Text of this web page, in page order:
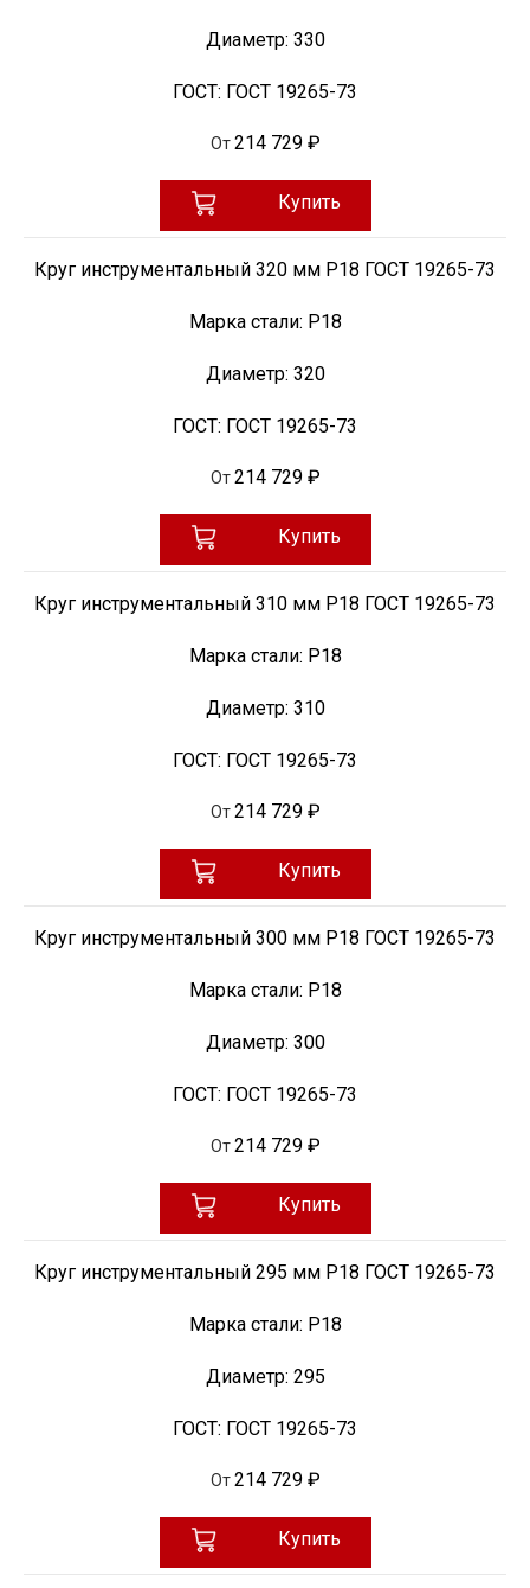
Диаметр: 330
ГОСТ: ГОСТ 19265-73
От 214 729 ₽
Купить
Круг инструментальный 320 мм Р18 ГОСТ 19265-73
Марка стали: Р18
Диаметр: 320
ГОСТ: ГОСТ 19265-73
От 214 729 ₽
Купить
Круг инструментальный 310 мм Р18 ГОСТ 19265-73
Марка стали: Р18
Диаметр: 310
ГОСТ: ГОСТ 19265-73
От 214 729 ₽
Купить
Круг инструментальный 300 мм Р18 ГОСТ 19265-73
Марка стали: Р18
Диаметр: 300
ГОСТ: ГОСТ 19265-73
От 214 729 ₽
Купить
Круг инструментальный 295 мм Р18 ГОСТ 19265-73
Марка стали: Р18
Диаметр: 295
ГОСТ: ГОСТ 19265-73
От 214 729 ₽
Купить